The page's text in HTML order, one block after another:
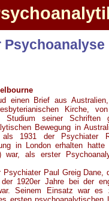
einen Brief aus
Kirche,
seiner Schriften
Bewegung in
als 1931 der Psychiater
in London erhalten
war, als erster
Psychiater Paul Greig Dane,
1920er Jahre bei der
Seinem Einsatz war es